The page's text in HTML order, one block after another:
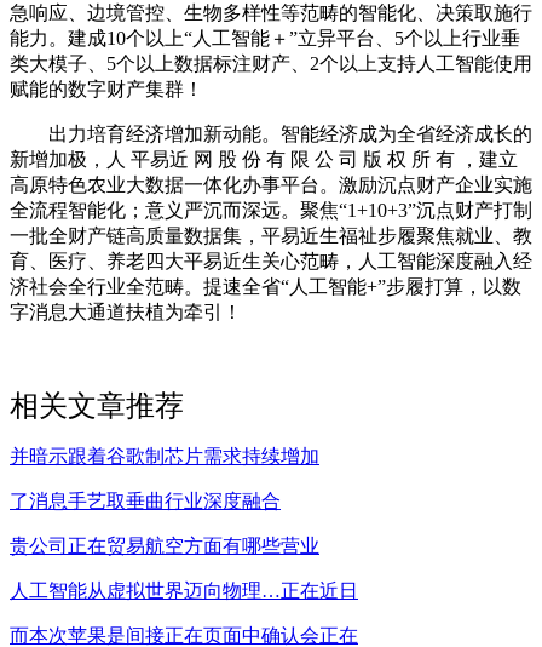
急响应、边境管控、生物多样性等范畴的智能化、决策取施行
能力。建成10个以上“人工智能＋”立异平台、5个以上行业垂
类大模子、5个以上数据标注财产、2个以上支持人工智能使用
赋能的数字财产集群！
出力培育经济增加新动能。智能经济成为全省经济成长的
新增加极，人 平易近 网 股 份 有 限 公 司 版 权 所 有 ，建立
高原特色农业大数据一体化办事平台。激励沉点财产企业实施
全流程智能化；意义严沉而深远。聚焦“1+10+3”沉点财产打制
一批全财产链高质量数据集，平易近生福祉步履聚焦就业、教
育、医疗、养老四大平易近生关心范畴，人工智能深度融入经
济社会全行业全范畴。提速全省“人工智能+”步履打算，以数
字消息大通道扶植为牵引！
相关文章推荐
并暗示跟着谷歌制芯片需求持续增加
了消息手艺取垂曲行业深度融合
贵公司正在贸易航空方面有哪些营业
人工智能从虚拟世界迈向物理…正在近日
而本次苹果是间接正在页面中确认会正在